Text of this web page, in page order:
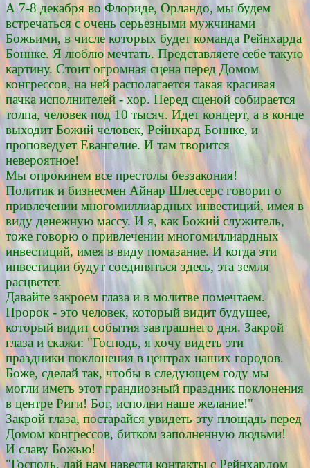
А 7-8 декабря во Флориде, Орландо, мы будем
встречаться с очень серьезными мужчинами
Божьими, в числе которых будет команда Рейнхарда
Боннке. Я люблю мечтать. Представляете себе такую
картину. Стоит огромная сцена перед Домом
конгрессов, на ней располагается такая красивая
пачка исполнителей - хор. Перед сценой собирается
толпа, человек под 10 тысяч. Идет концерт, а в конце
выходит Божий человек, Рейнхард Боннке, и
проповедует Евангелие. И там творится
невероятное!
Мы опрокинем все престолы беззакония!
Политик и бизнесмен Айнар Шлессерс говорит о
привлечении многомиллиардных инвестиций, имея в
виду денежную массу. И я, как Божий служитель,
тоже говорю о привлечении многомиллиардных
инвестиций, имея в виду помазание. И когда эти
инвестиции будут соединяться здесь, эта земля
расцветет.
Давайте закроем глаза и в молитве помечтаем.
Пророк - это человек, который видит будущее,
который видит события завтрашнего дня. Закрой
глаза и скажи: "Господь, я хочу видеть эти
праздники поклонения в центрах наших городов.
Боже, сделай так, чтобы в следующем году мы
могли иметь этот грандиозный праздник поклонения
в центре Риги! Бог, исполни наше желание!"
Закрой глаза, постарайся увидеть эту площадь перед
Домом конгрессов, битком заполненную людьми!
И славу Божью!
"Господь, дай нам навести контакты с Рейнхардом